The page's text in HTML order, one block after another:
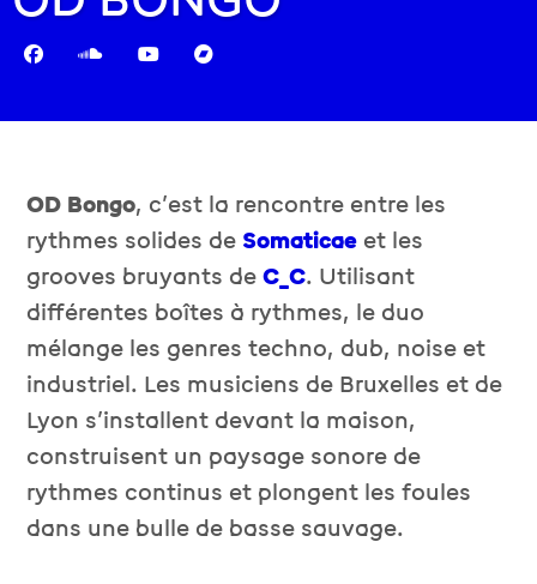
OD Bongo, c’est la rencontre entre les
rythmes solides de Somaticae et les
grooves bruyants deC_C. Utilisant
différentes boîtes à rythmes, le duo
mélange les genres techno, dub, noise et
industriel. Les musiciens de Bruxelles et de
Lyon s’installent devant la maison,
construisent un paysage sonore de
rythmes continus et plongent les foules
dans une bulle de basse sauvage.